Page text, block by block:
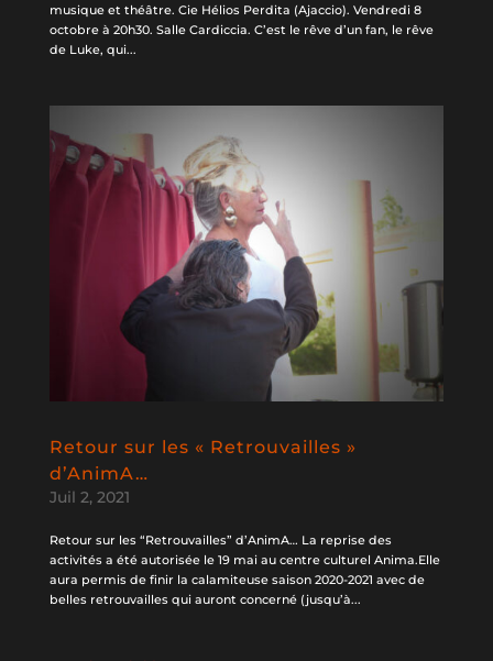
musique et théâtre. Cie Hélios Perdita (Ajaccio). Vendredi 8
octobre à 20h30. Salle Cardiccia. C’est le rêve d’un fan, le rêve
de Luke, qui...
Retour sur les « Retrouvailles »
d’AnimA…
Juil 2, 2021
Retour sur les “Retrouvailles” d’AnimA… La reprise des
activités a été autorisée le 19 mai au centre culturel Anima.Elle
aura permis de finir la calamiteuse saison 2020-2021 avec de
belles retrouvailles qui auront concerné (jusqu’à...